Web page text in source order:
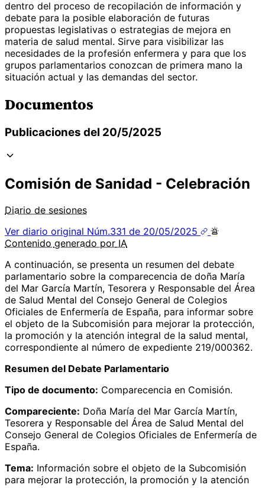
dentro del proceso de recopilación de información y
debate para la posible elaboración de futuras
propuestas legislativas o estrategias de mejora en
materia de salud mental. Sirve para visibilizar las
necesidades de la profesión enfermera y para que los
grupos parlamentarios conozcan de primera mano la
situación actual y las demandas del sector.
Documentos
Publicaciones del 20/5/2025
Comisión de Sanidad - Celebración
Diario de sesiones
Ver diario original Núm.331 de 20/05/2025
Contenido generado por IA
A continuación, se presenta un resumen del debate
parlamentario sobre la comparecencia de doña María
del Mar García Martín, Tesorera y Responsable del Área
de Salud Mental del Consejo General de Colegios
Oficiales de Enfermería de España, para informar sobre
el objeto de la Subcomisión para mejorar la protección,
la promoción y la atención integral de la salud mental,
correspondiente al número de expediente 219/000362.
Resumen del Debate Parlamentario
Tipo de documento: Comparecencia en Comisión.
Compareciente: Doña María del Mar García Martín,
Tesorera y Responsable del Área de Salud Mental del
Consejo General de Colegios Oficiales de Enfermería de
España.
Tema: Información sobre el objeto de la Subcomisión
para mejorar la protección, la promoción y la atención